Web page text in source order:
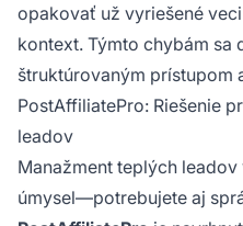
opakovať už vyriešené
kontext. Týmto chybám sa
štruktúrovaným prístupom
PostAffiliatePro: Riešenie
leadov
Manažment teplých
úmysel—potrebujete aj